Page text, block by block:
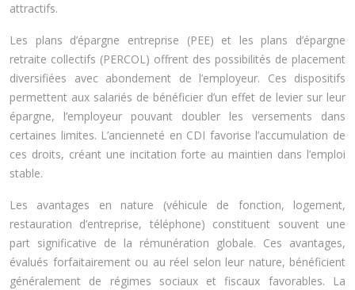
attractifs.
Les plans d’épargne entreprise (PEE) et les plans d’épargne
retraite collectifs (PERCOL) offrent des possibilités de placement
diversifiées avec abondement de l’employeur. Ces dispositifs
permettent aux salariés de bénéficier d’un effet de levier sur leur
épargne, l’employeur pouvant doubler les versements dans
certaines limites. L’ancienneté en CDI favorise l’accumulation de
ces droits, créant une incitation forte au maintien dans l’emploi
stable.
Les avantages en nature (véhicule de fonction, logement,
restauration d’entreprise, téléphone) constituent souvent une
part significative de la rémunération globale. Ces avantages,
évalués forfaitairement ou au réel selon leur nature, bénéficient
généralement de régimes sociaux et fiscaux favorables. La